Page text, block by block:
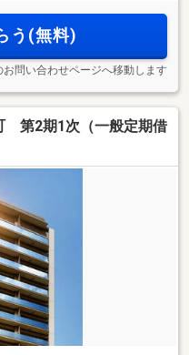
菱地所レジデンス×東京
う(無料)
お問い合わせページへ移動します
第2期1次（一般定期借